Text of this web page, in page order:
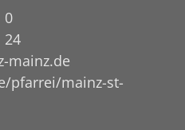
0
24
mainz.de
pfarrei/mainz-st-